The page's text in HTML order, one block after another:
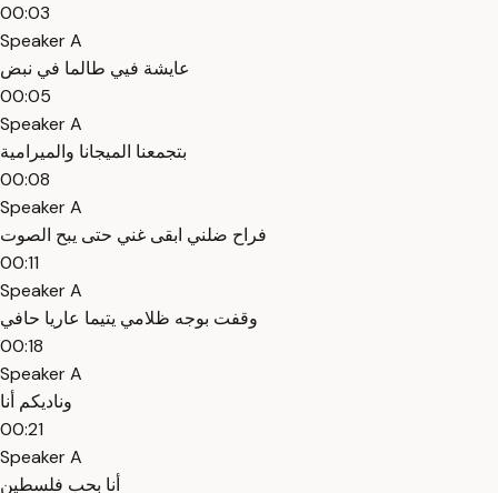
00:03
Speaker A
عايشة فيي طالما في نبض
00:05
Speaker A
بتجمعنا الميجانا والميرامية
00:08
Speaker A
فراح ضلني ابقى غني حتى يبح الصوت
00:11
Speaker A
وقفت بوجه ظلامي يتيما عاريا حافي
00:18
Speaker A
وناديكم أنا
00:21
Speaker A
أنا بحب فلسطين